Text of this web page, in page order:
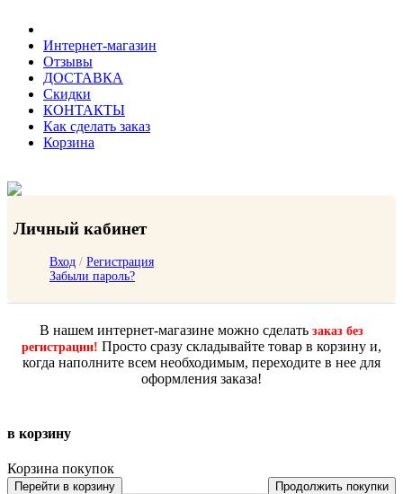
Интернет-магазин
Отзывы
ДОСТАВКА
Скидки
КОНТАКТЫ
Как сделать заказ
Корзина
Личный кабинет
Вход / Регистрация
Забыли пароль?
В нашем интернет-магазине можно сделать заказ без
регистрации! Просто сразу складывайте товар в корзину и,
когда наполните всем необходимым, переходите в нее для
оформления заказа!
в корзину
Корзина покупок
Перейти в корзину Продолжить покупки